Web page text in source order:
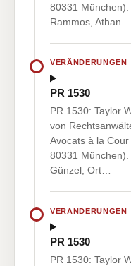
80331
Rammos, Athan…
VERÄNDERUNGEN
PR 1530
PR 1530: Taylor
von
Avocats à la
80331
Günzel, Ort…
VERÄNDERUNGEN
PR 1530
PR 1530: Taylor